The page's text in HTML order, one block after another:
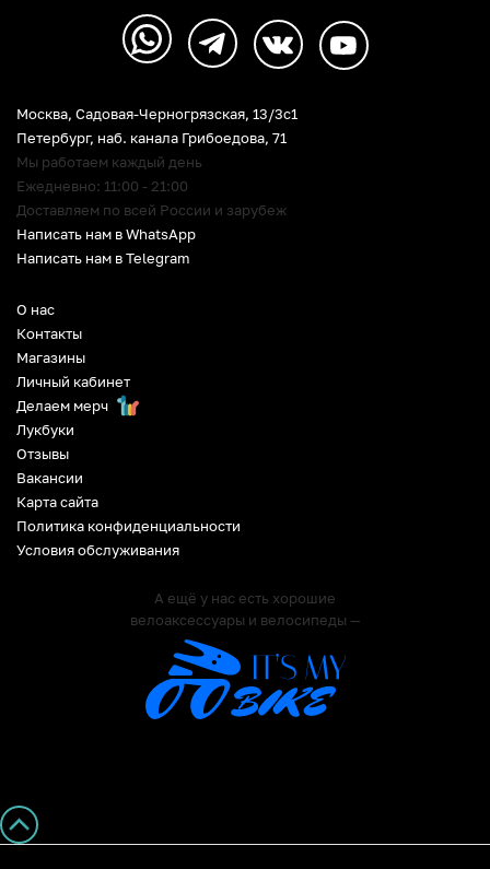
О нас
Контакты
Магазины
Личный кабинет
Делаем мерч
Лукбуки
Отзывы
Вакансии
Карта сайта
Политика конфиденциальности
Условия обслуживания
А ещё у нас есть хорошие
велоаксессуары и велосипеды —
Москва, Садовая-Черногрязская, 13/3c1
Петербург, наб. канала Грибоедова, 71
Мы работаем каждый день
Ежедневно: 11:00 - 21:00
Доставляем по всей России и зарубеж
Написать нам в WhatsApp
Написать нам в Telegram